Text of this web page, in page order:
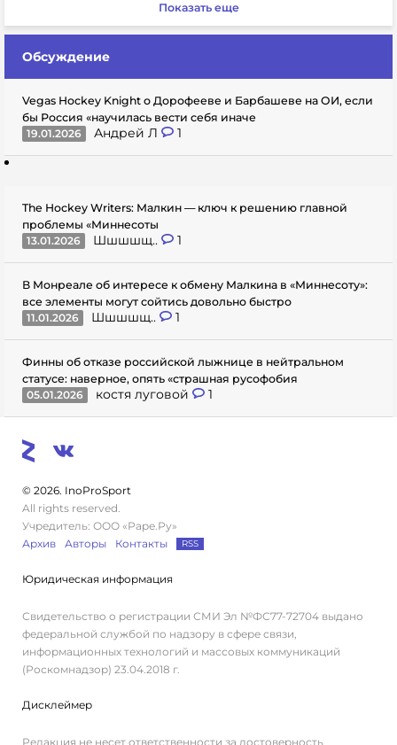
Показать еще
Обсуждение
Vegas Hockey Knight о Дорофееве и Барбашеве на ОИ, если
бы Россия «научилась вести себя иначе
19.01.2026
Андрей Л 1
The Hockey Writers: Малкин — ключ к решению главной
проблемы «Миннесоты
13.01.2026
Шшшшщ.. 1
В Монреале об интересе к обмену Малкина в «Миннесоту»:
все элементы могут сойтись довольно быстро
11.01.2026
Шшшшщ.. 1
Финны об отказе российской лыжнице в нейтральном
статусе: наверное, опять «страшная русофобия
05.01.2026
костя луговой 1
© 2026. InoProSport
All rights reserved.
Учредитель: ООО «Раре.Ру»
Архив
Авторы Контакты RSS
Юридическая информация
Свидетельство о регистрации СМИ Эл №ФС77-72704 выдано
федеральной службой по надзору в сфере связи,
информационных технологий и массовых коммуникаций
(Роскомнадзор) 23.04.2018 г.
Дисклеймер
Редакция не несет ответственности за достоверность